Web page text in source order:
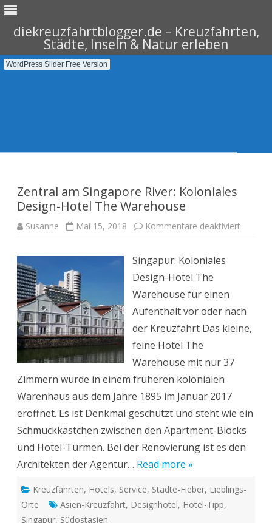
diekreuzfahrtblogger.de – Kreuzfahrten,
Städte, Inseln & Natur erleben
WordPress Slider Free Version
Zentral am Singapore River: Koloniales
Design-Hotel The Warehouse
Susanne Mai 15, 2018 Kommentare deaktiviert
Singapur: Koloniales
Design-Hotel The
Warehouse für einen
Aufenthalt vor oder nach
der Kreuzfahrt Das kleine,
feine Hotel The
Warehouse mit nur 37
Zimmern wurde in einem früheren kolonialen
Warenhaus aus dem Jahre 1895 im Januar 2017
eröffnet. Es ist Denkmal geschützt und steht wie ein
Schmuckkästchen zwischen den Apartment-Blocks
und Hotel-Türmen. Bei der Renovierung ist es den
Architekten der Agentur… Read more »
Kreuzfahrten, Hotels, Service, Städte-Fieber, Lieblings-
Orte
Asien-Kreuzfahrt, Designhotel, Hotel-Tipp,
Singapur, Südostasien